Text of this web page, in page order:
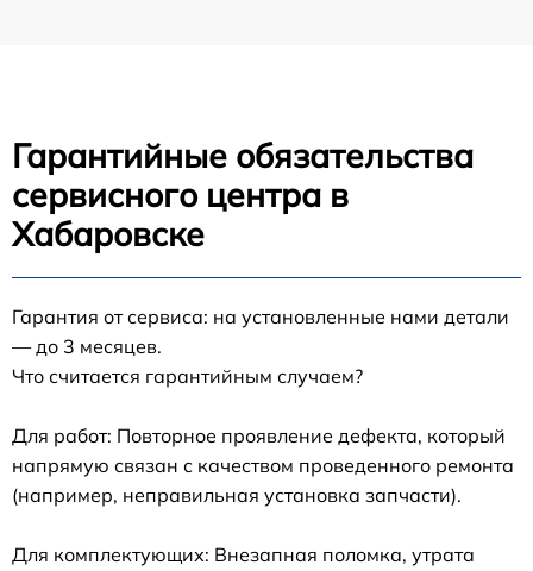
Гарантийные обязательства
сервисного центра в
Хабаровске
Гарантия от сервиса: на установленные нами детали
— до 3 месяцев.
Что считается гарантийным случаем?
Для работ: Повторное проявление дефекта, который
напрямую связан с качеством проведенного ремонта
(например, неправильная установка запчасти).
Для комплектующих: Внезапная поломка, утрата